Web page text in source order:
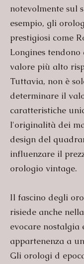
notevolmente sul
esempio, gli
prestigiosi come
Longines
valore più alto
Tuttavia, non è
determinare il
caratteristiche
l'originalità dei
design del
influenzare il
orologio vintage.
Il fascino degli
risiede anche
evocare nostalgia
appartenenza a
Gli orologi d